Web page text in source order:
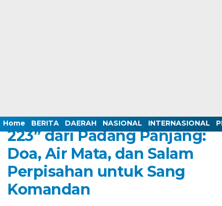
Home BERITA DAERAH NASIONAL INTERNASIONAL
Tuesday, 26 May 2026 - 12:43 WIB
223” dari Padang Panjang:
Doa, Air Mata, dan Salam
Perpisahan untuk Sang
Komandan